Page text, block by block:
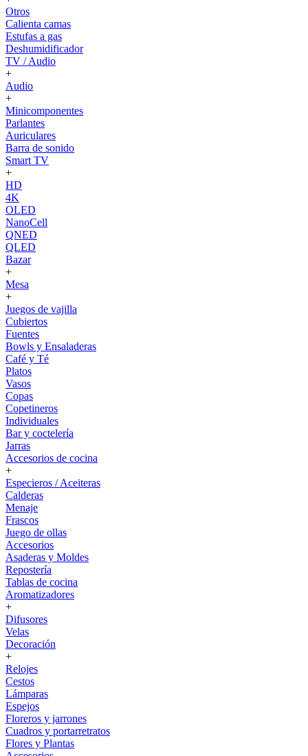
Otros
Calienta camas
Estufas a gas
Deshumidificador
TV / Audio
+
Audio
+
Minicomponentes
Parlantes
Auriculares
Barra de sonido
Smart TV
+
HD
4K
OLED
NanoCell
QNED
QLED
Bazar
+
Mesa
+
Juegos de vajilla
Cubiertos
Fuentes
Bowls y Ensaladeras
Café y Té
Platos
Vasos
Copas
Copetineros
Individuales
Bar y coctelería
Jarras
Accesorios de cocina
+
Especieros / Aceiteras
Calderas
Menaje
Frascos
Juego de ollas
Accesorios
Asaderas y Moldes
Repostería
Tablas de cocina
Aromatizadores
+
Difusores
Velas
Decoración
+
Relojes
Cestos
Lámparas
Espejos
Floreros y jarrones
Cuadros y portarretratos
Flores y Plantas